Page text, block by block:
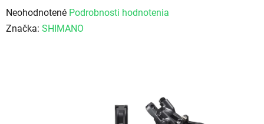
Priemerné hodnotenie produktu je 0,0 z 5 hviezdičiek.
Neohodnotené Podrobnosti hodnotenia
Značka: SHIMANO